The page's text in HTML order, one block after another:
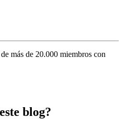
más de 20.000 miembros con
blog?